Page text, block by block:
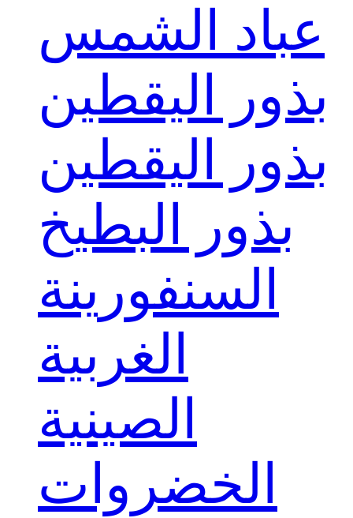
عباد الشمس
بذور اليقطين
بذور اليقطين
بذور البطيخ
السنفورينة
الغربية
الصينية
الخضروات